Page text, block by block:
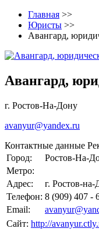
Главная >>
Юристы >>
Авангард,
Авангард,
г. Ростов-На-Дону
avanyur@yandex.ru
Контактные данные
Город:
Ростов-На-
Метро:
Адрес:
г. Ростов-
Телефон: 8 (909) 407 -
Email:
Сайт: http://